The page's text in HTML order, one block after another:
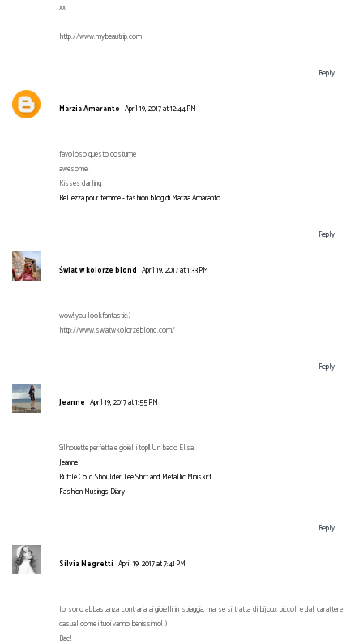
xx
http://www.mybeautrip.com
Reply
Marzia Amaranto April 19, 2017 at 12:44 PM
favoloso questo costume
awesome!
Kisses darling
Bellezza pour femme - fashion blog di Marzia Amaranto
Reply
Świat w kolorze blond April 19, 2017 at 1:33 PM
wow! you lookfantastic:)
http://www.swiatwkolorzeblond.com/
Reply
Jeanne April 19, 2017 at 1:55 PM
Silhouette perfetta e gioielli top!! Un bacio Elisa!
Jeanne
Ruffle Cold Shoulder Tee Shirt and Metallic Miniskirt
Fashion Musings Diary
Reply
Silvia Negretti April 19, 2017 at 7:41 PM
Io sono abbastanza contraria ai gioielli in spiaggia, ma se si tratta di bijoux piccoli e dal carattere
casual come i tuoi vanno benissimo! :)
Baci!